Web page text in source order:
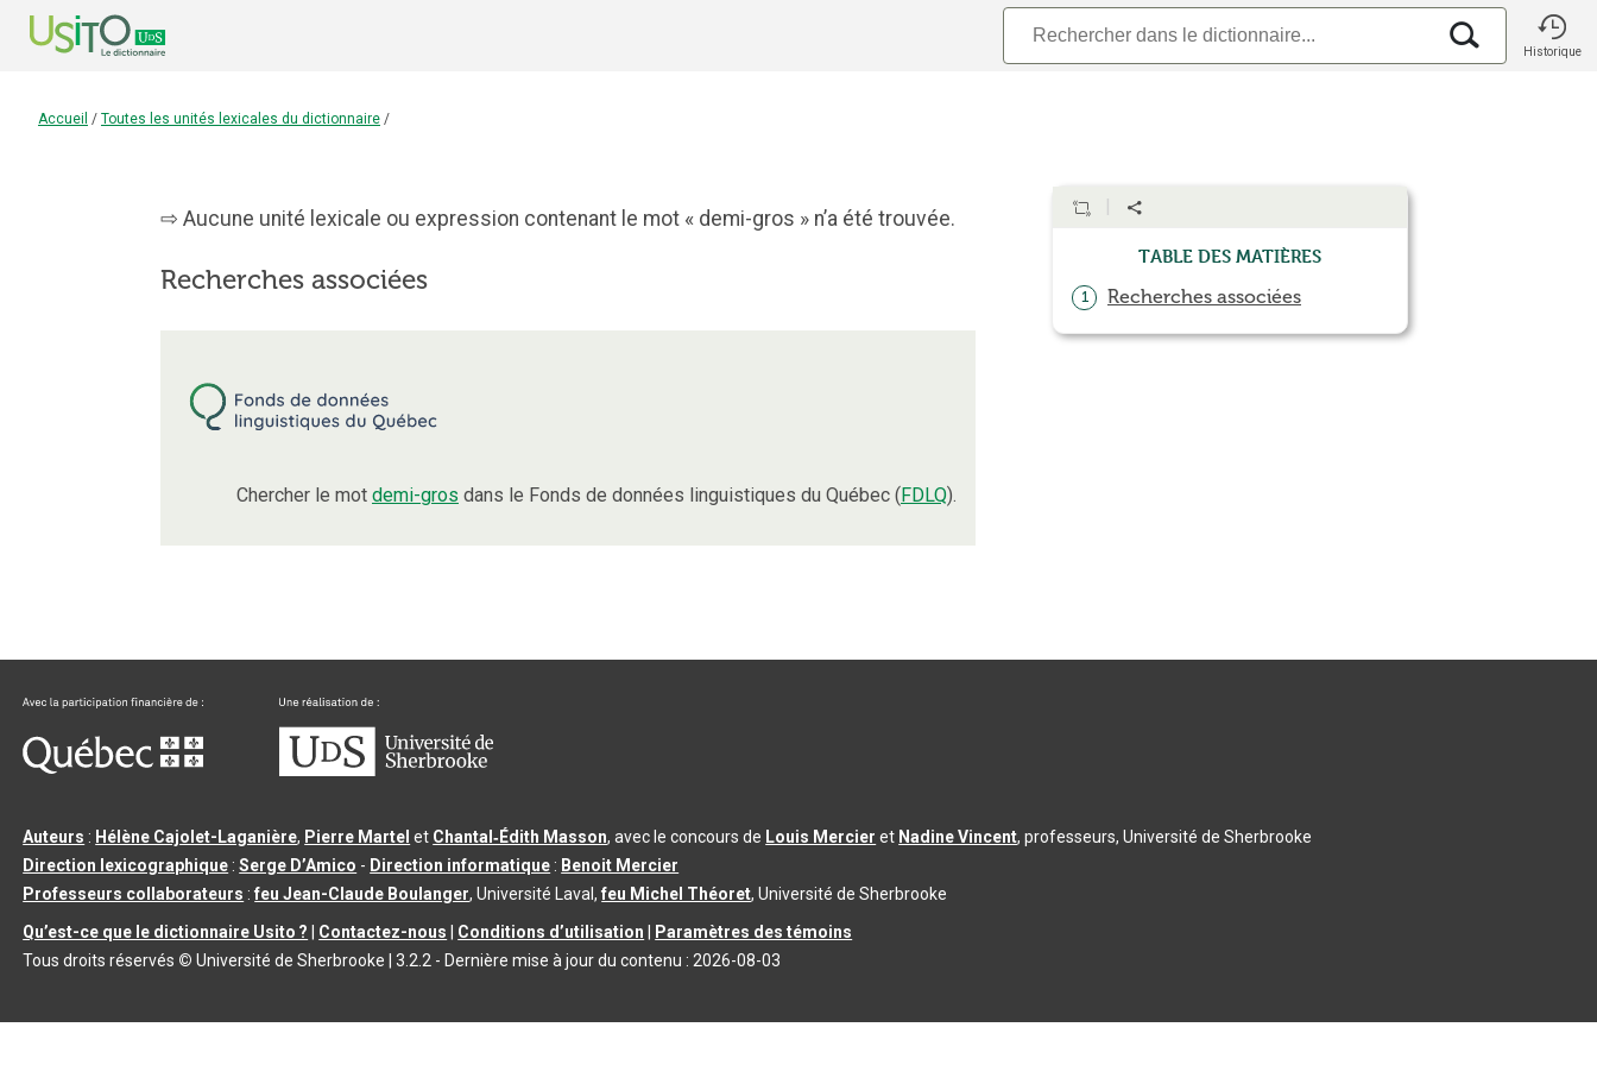
Historique
Accueil / Toutes les unités lexicales du dictionnaire /
Aucune unité lexicale ou expression contenant le mot « demi-gros » n’a été trouvée.
Recherches associées
Chercher le mot demi-gros dans le Fonds de données linguistiques du Québec (FDLQ).
Table des matières
1 Recherches associées
Auteurs : Hélène Cajolet-Laganière, Pierre Martel et Chantal‑Édith Masson, avec le concours de Louis Mercier et Nadine Vincent, professeurs, Université de Sherbrooke
Direction lexicographique :Serge D’Amico - Direction informatique : Benoit Mercier
Professeurs collaborateurs :feu Jean-Claude Boulanger, Université Laval,feu Michel Théoret, Université de Sherbrooke
Qu’est-ce que le dictionnaire Usito ?
Contactez-nous Conditions d’utilisation
Paramètres des témoins
Tous droits réservés © Université de Sherbrooke |3.2.2 - Dernière mise à jour du contenu : 2026-08-03